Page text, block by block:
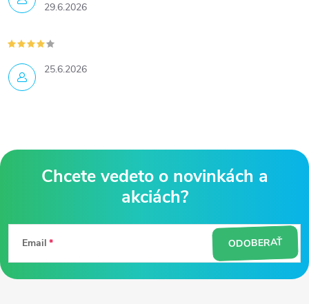
29.6.2026
25.6.2026
á
ä
Email ODOBERAŤ